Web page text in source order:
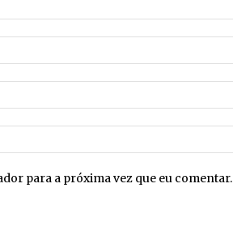
para a próxima vez que eu comentar.